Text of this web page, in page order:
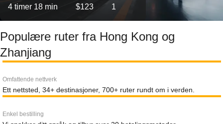
4 timer 18 min $123 1
Populære ruter fra Hong Kong og
Zhanjiang
Omfattende nettverk
Ett nettsted, 34+ destinasjoner, 700+ ruter rundt om i verden.
Enkel bestilling